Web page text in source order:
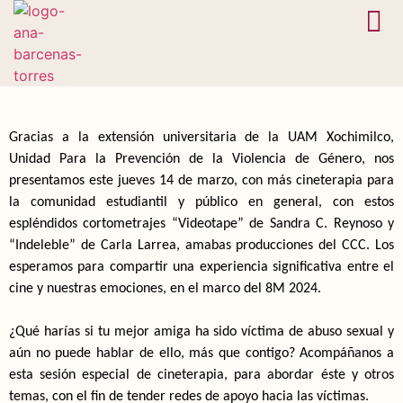
Gracias a la extensión universitaria de la UAM Xochimilco,
Unidad Para la Prevención de la Violencia de Género, nos
presentamos este jueves 14 de marzo, con más cineterapia para
la comunidad estudiantil y público en general, con estos
espléndidos cortometrajes “Videotape” de Sandra C. Reynoso y
“Indeleble” de Carla Larrea, amabas producciones del CCC. Los
esperamos para compartir una experiencia significativa entre el
cine y nuestras emociones, en el marco del 8M 2024.
¿Qué harías si tu mejor amiga ha sido víctima de abuso sexual y
aún no puede hablar de ello, más que contigo? Acompáñanos a
esta sesión especial de cineterapia, para abordar éste y otros
temas, con el fin de tender redes de apoyo hacia las víctimas.